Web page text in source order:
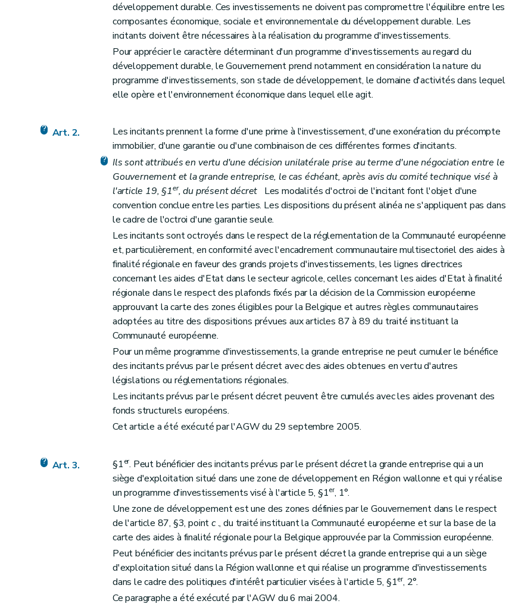
Chapitre IV « Le comité technique »
Chapitre V Dispositions finales
Chapitre VI Dispositions abrogatoires et transitoires
développement durable. Ces investissements ne doivent pas compromettre l'équilibre entre les
composantes économique, sociale et environnementale du développement durable. Les
incitants doivent être nécessaires à la réalisation du programme d'investissements.
Pour apprécier le caractère déterminant d'un programme d'investissements au regard du
développement durable, le Gouvernement prend notamment en considération la nature du
programme d'investissements, son stade de développement, le domaine d'activités dans lequel
elle opère et l'environnement économique dans lequel elle agit.
Art. 2.
Les incitants prennent la forme d'une prime à l'investissement, d'une exonération du précompte
immobilier, d'une garantie ou d'une combinaison de ces différentes formes d'incitants.
Ils sont attribués en vertu d'une décision unilatérale prise au terme d'une négociation entre le
Gouvernement et la grande entreprise, le cas échéant, après avis du comité technique visé à
l'article 19, §1er, du présent décret Les modalités d'octroi de l'incitant font l'objet d'une
convention conclue entre les parties. Les dispositions du présent alinéa ne s'appliquent pas dans
le cadre de l'octroi d'une garantie seule.
Les incitants sont octroyés dans le respect de la réglementation de la Communauté européenne
et, particulièrement, en conformité avec l'encadrement communautaire multisectoriel des aides à
finalité régionale en faveur des grands projets d'investissements, les lignes directrices
concernant les aides d'Etat dans le secteur agricole, celles concernant les aides d'Etat à finalité
régionale dans le respect des plafonds fixés par la décision de la Commission européenne
approuvant la carte des zones éligibles pour la Belgique et autres règles communautaires
adoptées au titre des dispositions prévues aux articles 87 à 89 du traité instituant la
Communauté européenne.
Pour un même programme d'investissements, la grande entreprise ne peut cumuler le bénéfice
des incitants prévus par le présent décret avec des aides obtenues en vertu d'autres
législations ou réglementations régionales.
Les incitants prévus par le présent décret peuvent être cumulés avec les aides provenant des
fonds structurels européens.
Cet article a été exécuté par l'AGW du 29 septembre 2005.
Art. 3. §1er. Peut bénéficier des incitants prévus par le présent décret la grande entreprise qui a un
siège d'exploitation situé dans une zone de développement en Région wallonne et qui y réalise
un programme d'investissements visé à l'article 5, §1er, 1°.
Une zone de développement est une des zones définies par le Gouvernement dans le respect
de l'article 87, §3, pointc., du traité instituant la Communauté européenne et sur la base de la
carte des aides à finalité régionale pour la Belgique approuvée par la Commission européenne.
Peut bénéficier des incitants prévus par le présent décret la grande entreprise qui a un siège
d'exploitation situé dans la Région wallonne et qui réalise un programme d'investissements
dans le cadre des politiques d'intérêt particulier visées à l'article 5, §1er, 2°.
Ce paragraphe a été exécuté par l'AGW du 6 mai 2004.